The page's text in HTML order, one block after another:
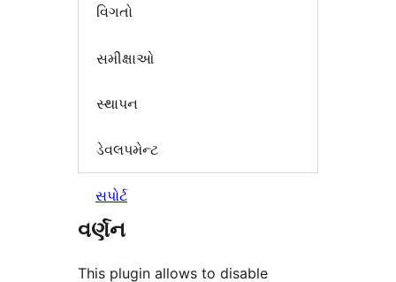
વિગતો
સમીક્ષાઓ
સ્થાપન
ડેવલપમેન્ટ
સપોર્ટ
વર્ણન
This plugin allows to disable